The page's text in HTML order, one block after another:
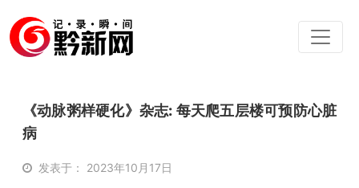
《动脉粥样硬化》杂志: 每天爬五层楼可预防心脏
病
发表于： 2023年10月17日